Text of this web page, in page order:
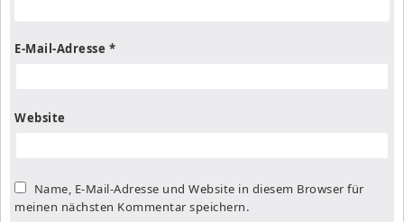
E-Mail-Adresse *
Website
Name, E-Mail-Adresse und Website in diesem Browser für
meinen nächsten Kommentar speichern.